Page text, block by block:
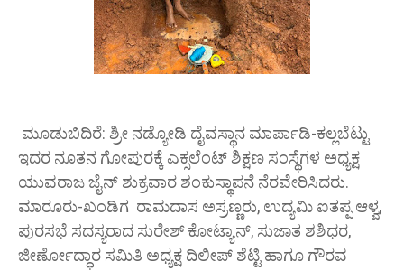
ಮೂಡುಬಿದಿರೆ: ಶ್ರೀ ನಡ್ಯೋಡಿ ದೈವಸ್ಥಾನ ಮಾರ್ಪಾಡಿ-ಕಲ್ಲಬೆಟ್ಟು
ಇದರ ನೂತನ ಗೋಪುರಕ್ಕೆ ಎಕ್ಸಲೆಂಟ್ ಶಿಕ್ಷಣ ಸಂಸ್ಥೆಗಳ ಅಧ್ಯಕ್ಷ
ಯುವರಾಜ ಜೈನ್ ಶುಕ್ರವಾರ ಶಂಕುಸ್ಥಾಪನೆ ನೆರವೇರಿಸಿದರು.
ಮಾರೂರು-ಖಂಡಿಗ ರಾಮದಾಸ ಅಸ್ರಣ್ಣರು, ಉದ್ಯಮಿ ಐತಪ್ಪ ಆಳ್ವ,
ಪುರಸಭೆ ಸದಸ್ಯರಾದ ಸುರೇಶ್ ಕೋಟ್ಯಾನ್, ಸುಜಾತ ಶಶಿಧರ,
ಜೀರ್ಣೋದ್ಧಾರ ಸಮಿತಿ ಅಧ್ಯಕ್ಷ ದಿಲೀಪ್ ಶೆಟ್ಟಿ ಹಾಗೂ ಗೌರವ